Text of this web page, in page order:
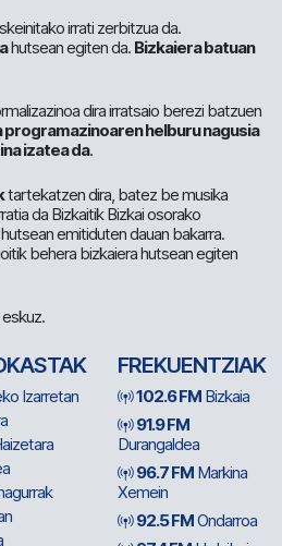
irrati zerbitzua da.
hutsean egiten da. Bizkaiera batuan
dira irratsaio berezi batzuen
programazinoaren helburu nagusia
izatea da.
tartekatzen dira, batez be musika
da Bizkaitik Bizkai osorako
emitiduten dauan bakarra.
behera bizkaiera hutsean egiten
Izarretan
FREKUENTZIAK
102.6 FM Bizkaia
91.9 FM
Durangaldea
96.7 FM Markina
Xemein
92.5 FMOndarroa